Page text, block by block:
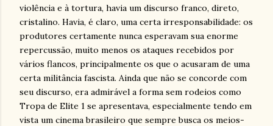
violência e à tortura, havia um discurso franco, direto,
cristalino. Havia, é claro, uma certa irresponsabilidade: os
produtores certamente nunca esperavam sua enorme
repercussão, muito menos os ataques recebidos por
vários flancos, principalmente os que o acusaram de uma
certa militância fascista. Ainda que não se concorde com
seu discurso, era admirável a forma sem rodeios como
Tropa de Elite 1 se apresentava, especialmente tendo em
vista um cinema brasileiro que sempre busca os meios-